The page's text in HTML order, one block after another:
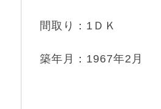
間取り：1ＤＫ
築年月：1967年2月